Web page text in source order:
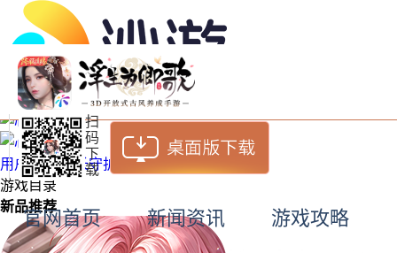
用户中心 成长守护
游戏目录
新品推荐
扫
码
下
载
官网首页 新闻资讯 游戏攻略